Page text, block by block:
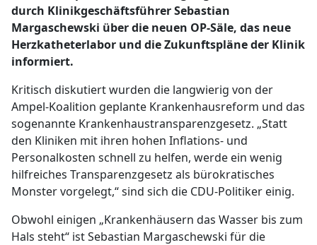
durch Klinikgeschäftsführer Sebastian
Margaschewski über die neuen OP-Säle, das neue
Herzkatheterlabor und die Zukunftspläne der Klinik
informiert.
Kritisch diskutiert wurden die langwierig von der
Ampel-Koalition geplante Krankenhausreform und das
sogenannte Krankenhaustransparenzgesetz. „Statt
den Kliniken mit ihren hohen Inflations- und
Personalkosten schnell zu helfen, werde ein wenig
hilfreiches Transparenzgesetz als bürokratisches
Monster vorgelegt,“ sind sich die CDU-Politiker einig.
Obwohl einigen „Krankenhäusern das Wasser bis zum
Hals steht“ ist Sebastian Margaschewski für die